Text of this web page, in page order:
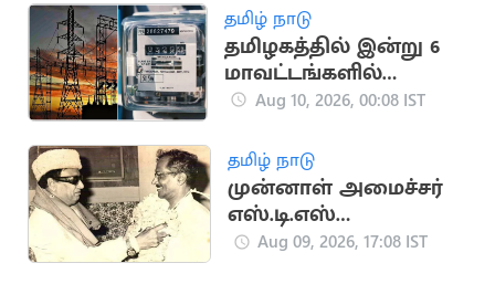
தமிழ் நாடு
தமிழகத்தில் இன்று 6
மாவட்டங்களில்
மின்தடை அறிவிப்பு
Aug 10, 2026, 00:08 IST
தமிழ் நாடு
முன்னாள் அமைச்சர்
எஸ்.டி.எஸ்
உருவாக்கிய 'நமது
Aug 09, 2026, 17:08 IST